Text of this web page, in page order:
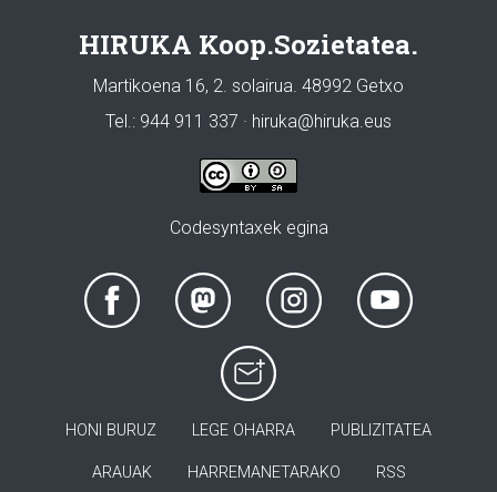
HIRUKA Koop.Sozietatea.
Martikoena 16, 2. solairua. 48992 Getxo
Tel.: 944 911 337 · hiruka@hiruka.eus
Codesyntaxek egina
HONI BURUZ LEGE OHARRA PUBLIZITATEA
ARAUAK HARREMANETARAKO RSS